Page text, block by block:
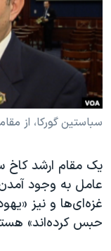
فرهنگ و زندگی
حقوق شهروندی
اقتصادی
اسرائیل در جنگ
آرشیو پخش زنده
انتخابات ریاست
حمله جمهوری
ورزش زنان در ایران
مجموعه مستندهای
تریبونال مردمی آبان ۹۸
دادگاه حمید نوری
زبانهای مختلف
سباستین گورکا، از
یک مقام ارشد
عامل به وجود
غزه‌ای‌ها و نیز
حبس کرده‌اند»